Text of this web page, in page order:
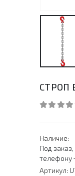
СТРОП
Наличие:
Под
телефону
Артикул: